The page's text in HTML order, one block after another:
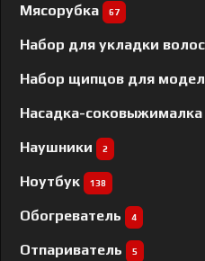
Мясорубка 67
Набор для укладки
Набор щипцов для
Насадка-
Наушники 2
Ноутбук 138
Обогреватель 4
Отпариватель 5